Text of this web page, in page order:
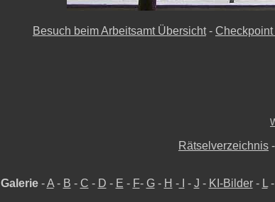
Besuch beim Arbeitsamt Übersicht-
Rätselverzeichnis -
Galerie-A- B - C - D - E - F- G- H -I - J - KI-Bilder- L-